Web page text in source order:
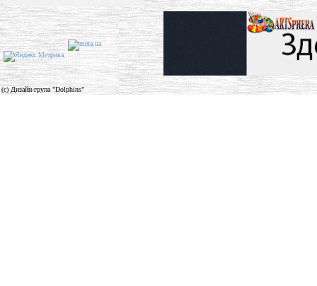
(c) Дизайн-група "Dolphins"